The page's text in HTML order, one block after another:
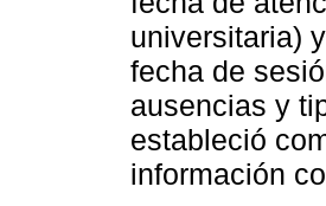
universitaria)
fecha de
ausencias y
estableció
información